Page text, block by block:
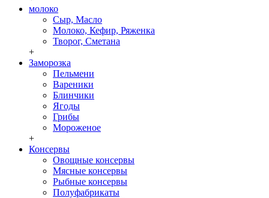
молоко
Сыр, Масло
Молоко, Кефир, Ряженка
Творог, Сметана
+
Заморозка
Пельмени
Вареники
Блинчики
Ягоды
Грибы
Мороженое
+
Консервы
Овощные консервы
Мясные консервы
Рыбные консервы
Полуфабрикаты